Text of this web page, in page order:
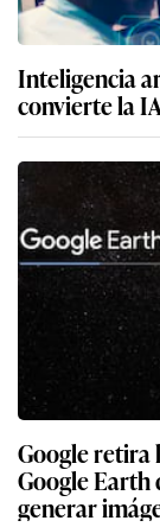
Inteligencia
convierte la
Google retira
Google Earth
generar